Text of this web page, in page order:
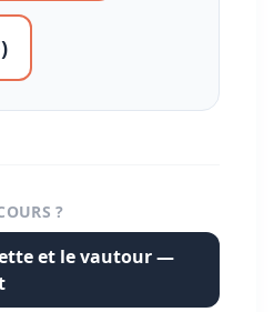
?
et le vautour —